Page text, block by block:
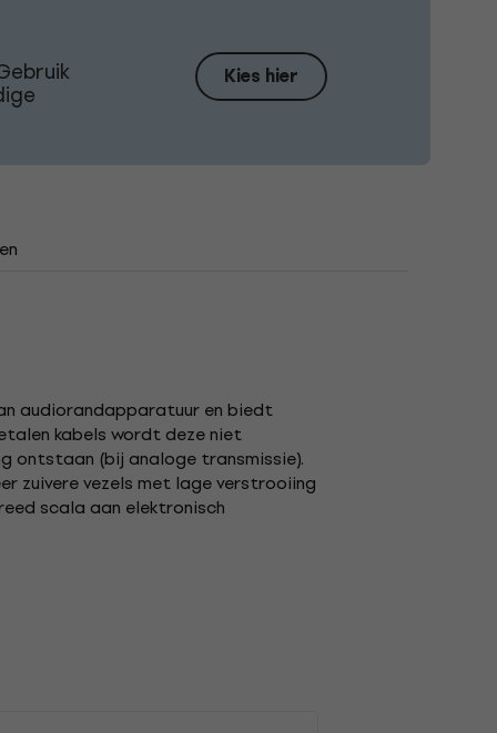
Kies hier
audiorandapparatuur en biedt
kabels wordt deze niet
ontstaan ​​(bij analoge transmissie).
zuivere vezels met lage verstrooiing
scala aan elektronisch